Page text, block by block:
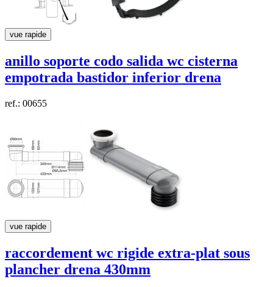
vue rapide
anillo soporte codo salida wc cisterna
empotrada bastidor inferior drena
ref.: 00655
vue rapide
raccordement wc rigide extra-plat sous
plancher drena 430mm